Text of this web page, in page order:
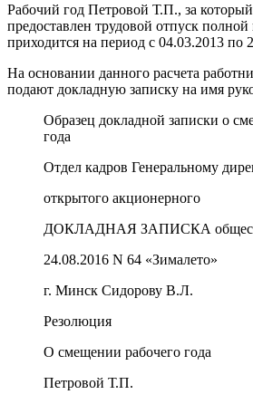
Рабочий год Петровой Т.П., за
предоставлен трудовой отпуск
приходится на период с 04.03.2013 по
На основании данного расчета
подают докладную записку на имя
Образец докладной записки о
года
Отдел кадров Генеральному
открытого акционерного
ДОКЛАДНАЯ ЗАПИСКА
24.08.2016 N 64 «Зималето»
г. Минск Сидорову В.Л.
Резолюция
О смещении рабочего года
Петровой Т.П.